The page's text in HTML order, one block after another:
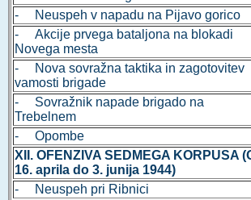
- Neuspeh v napadu na Pijavo gorico
- Akcije prvega bataljona na blokadi
Novega mesta
- Nova sovražna taktika in zagotovitev
vamosti brigade
- Sovražnik napade brigado na
Trebelnem
- Opombe
XII. OFENZIVA SEDMEGA KORPUSA
16. aprila do 3. junija 1944)
- Neuspeh pri Ribnici